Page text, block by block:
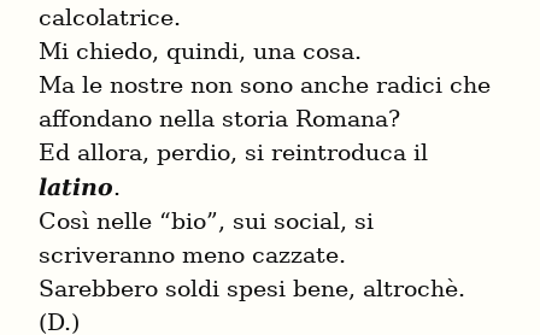
calcolatrice.
Mi chiedo, quindi, una cosa.
Ma le nostre non sono anche radici che
affondano nella storia Romana?
latino.
Così nelle “bio”, sui social, si
scriveranno meno cazzate.
Sarebbero soldi spesi bene, altrochè.
(D.)